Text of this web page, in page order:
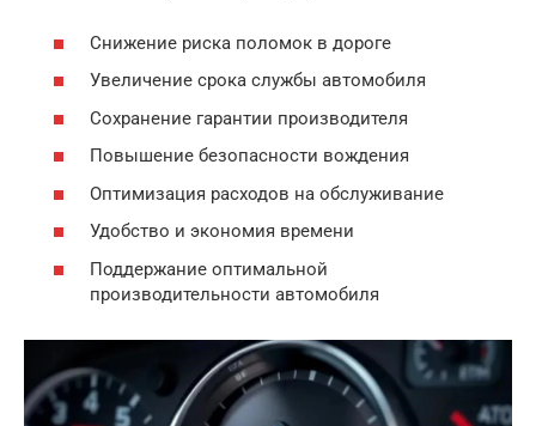
Снижение риска поломок в дороге
Увеличение срока службы автомобиля
Сохранение гарантии производителя
Повышение безопасности вождения
Оптимизация расходов на обслуживание
Удобство и экономия времени
Поддержание оптимальной
производительности автомобиля